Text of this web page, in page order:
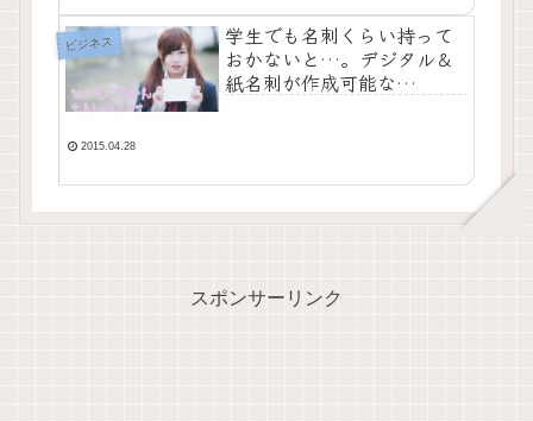
ビジネス
学生でも名刺くらい持って
おかないと…。デジタル＆
紙名刺が作成可能な
2015.04.28
スポンサーリンク